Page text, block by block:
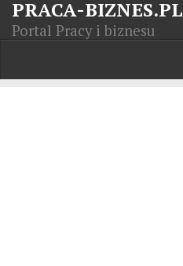
PRACA-BIZNES.PL
Portal Pracy i biznesu